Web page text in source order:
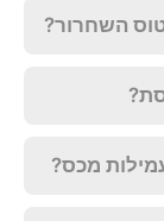
השחרור?
מכס?